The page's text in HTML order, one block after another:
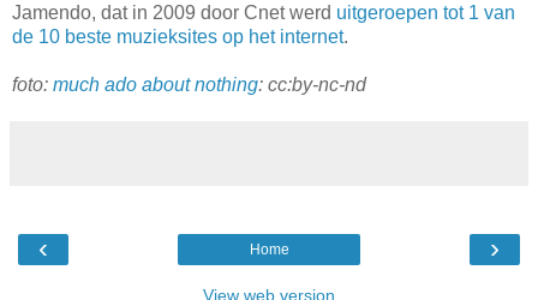
Jamendo, dat in 2009 door Cnet werd uitgeroepen tot 1 van
de 10 beste muzieksites op het internet.
foto: much ado about nothing: cc:by-nc-nd
‹ ›
Home
View web version